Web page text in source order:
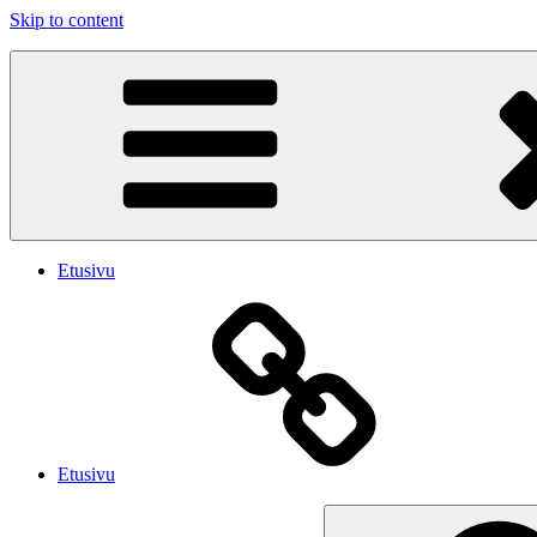
Skip to content
PUBLIC SHAME
Emme soita iskelmää. Soitamme viihdyttävää Rock musiikkia.
Etusivu
Etusivu